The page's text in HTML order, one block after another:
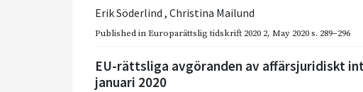
Erik Söderlind , Christina Mailund
Published inEuroparättslig tidskrift 2020 2, May 2020s. 289–296
EU-rättsliga avgöranden av affärsjuridiskt
januari 2020